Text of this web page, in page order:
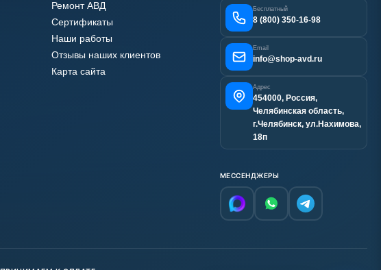
Ремонт АВД
Сертификаты
Наши работы
Отзывы наших клиентов
Карта сайта
Бесплатный
8 (800) 350-16-98
Email
info@shop-avd.ru
Адрес
454000, Россия,
Челябинская область,
г.Челябинск, ул.Нахимова,
18п
МЕССЕНДЖЕРЫ